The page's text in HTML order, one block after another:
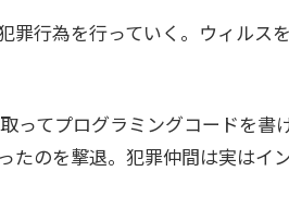
行為を行っていく。ウィルス
ってプログラミングコードを書
たのを撃退。犯罪仲間は実はイ